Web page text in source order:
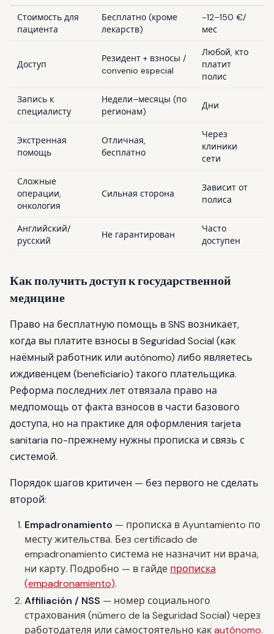
Стоимость для
пациента
Бесплатно (кроме
лекарств)
~12–150 €/
мес
Доступ
Резидент + взносы /
convenio especial
Любой, кто
платит
полис
Запись к
специалисту
Недели–месяцы (по
регионам)
Дни
Экстренная
помощь
Отличная,
бесплатно
Через
клиники
сети
Сложные
операции,
онкология
Сильная сторона
Зависит от
полиса
Английский/
русский
Не гарантирован
Часто
доступен
Как получить доступ к государственной
медицине
Право на бесплатную помощь в SNS возникает,
когда вы платите взносы в Seguridad Social (как
наёмный работник или autónomo) либо являетесь
иждивенцем (beneficiario) такого плательщика.
Реформа последних лет отвязала право на
медпомощь от факта взносов в части базового
доступа, но на практике для оформления tarjeta
sanitaria по-прежнему нужны прописка и связь с
системой.
Порядок шагов критичен — без первого не сделать
второй:
Empadronamiento — прописка в Ayuntamiento по
месту жительства. Без certificado de
empadronamiento система не назначит ни врача,
ни карту. Подробно — в гайде прописка
(empadronamiento).
Affiliación / NSS — номер социального
страхования (número de la Seguridad Social) через
работодателя или самостоятельно какautónomo.